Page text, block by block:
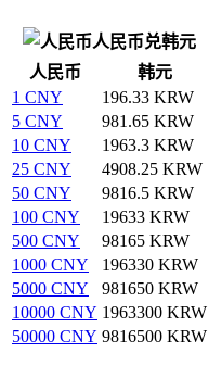
人民币兑韩元
人民币
韩元
1 CNY
196.33 KRW
5 CNY
981.65 KRW
10 CNY
1963.3 KRW
25 CNY
4908.25 KRW
50 CNY
9816.5 KRW
100 CNY
19633 KRW
500 CNY
98165 KRW
1000 CNY
196330 KRW
5000 CNY
981650 KRW
10000 CNY 1963300 KRW
50000 CNY 9816500 KRW